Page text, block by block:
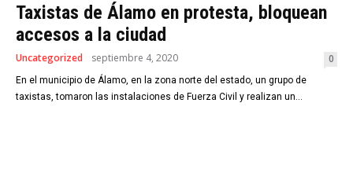
Taxistas de Álamo en protesta, bloquean
accesos a la ciudad
Uncategorized septiembre 4, 2020 0
En el municipio de Álamo, en la zona norte del estado, un grupo de
taxistas, tomaron las instalaciones de Fuerza Civil y realizan un...